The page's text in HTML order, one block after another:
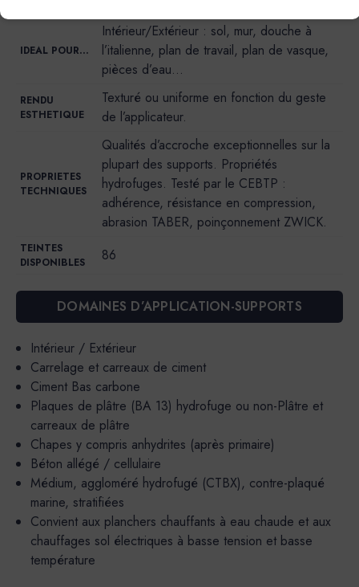
IDEAL POUR…
Intérieur/Extérieur : sol, mur, douche à
l’italienne, plan de travail, plan de vasque,
pièces d’eau…
RENDU
ESTHETIQUE
Texturé ou uniforme en fonction du geste
de l’applicateur.
PROPRIETES
TECHNIQUES
Qualités d’accroche exceptionnelles sur la
plupart des supports. Propriétés
hydrofuges. Testé par le CEBTP :
adhérence, résistance en compression,
abrasion TABER, poinçonnement ZWICK.
TEINTES
DISPONIBLES
86
DOMAINES D’APPLICATION-SUPPORTS
Intérieur / Extérieur
Carrelage et carreaux de ciment
Ciment Bas carbone
Plaques de plâtre (BA 13) hydrofuge ou non-Plâtre et
carreaux de plâtre
Chapes y compris anhydrites (après primaire)
Béton allégé / cellulaire
Médium, aggloméré hydrofugé (CTBX), contre-plaqué
marine, stratifiées
Convient aux planchers chauffants à eau chaude et aux
chauffages sol électriques à basse tension et basse
température